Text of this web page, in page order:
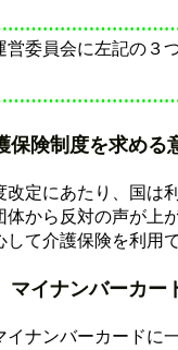
委員会に左記の３
保険制度を求める
定にあたり、国は
体から反対の声が上
て介護保険を利用
マイナンバーカ
ナンバーカードに